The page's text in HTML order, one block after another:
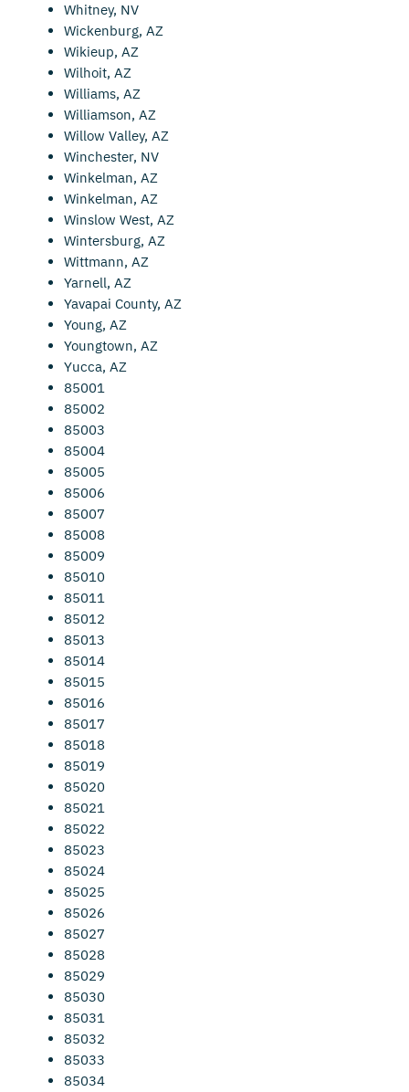
Whitney, NV
Wickenburg, AZ
Wikieup, AZ
Wilhoit, AZ
Williams, AZ
Williamson, AZ
Willow Valley, AZ
Winchester, NV
Winkelman, AZ
Winkelman, AZ
Winslow West, AZ
Wintersburg, AZ
Wittmann, AZ
Yarnell, AZ
Yavapai County, AZ
Young, AZ
Youngtown, AZ
Yucca, AZ
85001
85002
85003
85004
85005
85006
85007
85008
85009
85010
85011
85012
85013
85014
85015
85016
85017
85018
85019
85020
85021
85022
85023
85024
85025
85026
85027
85028
85029
85030
85031
85032
85033
85034